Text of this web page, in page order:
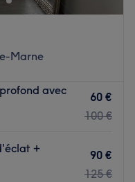
Marne
avec
60 €
100 €
+
90 €
125 €